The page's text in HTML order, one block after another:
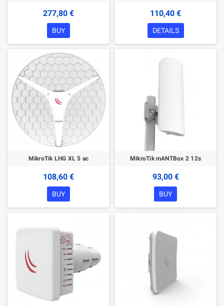
277,80 €
BUY
110,40 €
DETAILS
MikroTik LHG XL 5 ac
108,60 €
BUY
MikroTik mANTBox 2 12s
93,00 €
BUY